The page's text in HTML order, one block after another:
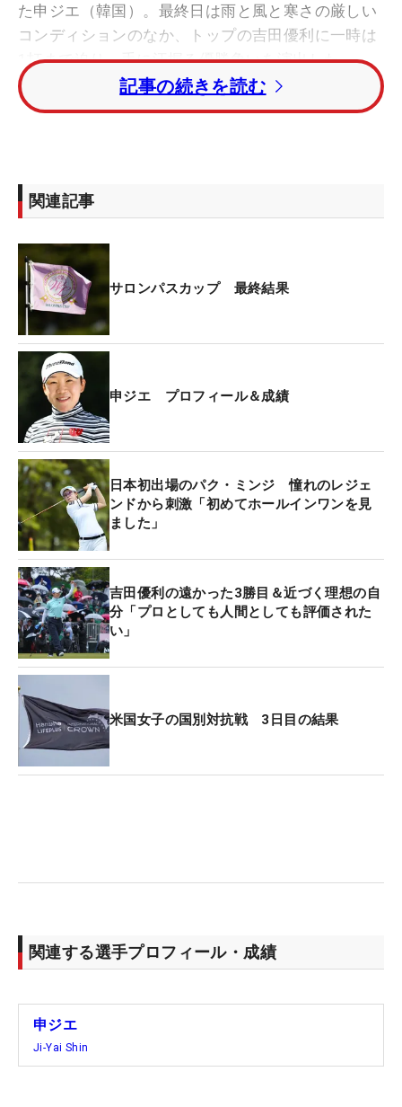
た申ジエ（韓国）。最終日は雨と風と寒さの厳しい
コンディションのなか、トップの吉田優利に一時は
1打まで迫り、手に汗握る優勝争いを演出した。
「きょうはコースコンディションが変わって、風を
距離が長くて厳しかった。頑張ってアンダーパーで
回りたかったんですけど、最後は残念なボギー。で
張った一週間になりました」
17番を終えて1つ後ろの最終組を回る吉田とは1打差
だった。勝負がかかる最終18番パー4のティショッ
トは左のフェアウェイバンカーへ。しかもアゴが近
い。ジエは必死にユーティリティを振り抜いたが、
無情にもアゴに当たり、わずかにフェアウェイへ出
ただけ。最終ホールはボギーとして、パープレーの
「72」。3打差の単独2位に終わった。
1打差を埋めにいった勝負の18番セカンドショット
については「勝負にいったわけではないんですけ
ど、ピンまで200ヤード以上あったので、できれば
近いところに行ってほしかった。アゴに当たっても
右のフェアウェイは広かったので、ボギーは狙うこ
とができる」とミスも計算済み。「ボギーは4つあ
りましたけど、きょうはフェアウェイを外したら目
標をボギーにして」と最初から割り切っていた。
「少し気温も下がり、腕の状態も硬くなり、力も入
りにくかったなかで、きょうのプレーには満足して
います。頑張ったと思います」。ホールアウト後は
米ツアー参戦時代は最終日に強さを発揮することか
んなショットを試したり挑戦してみたりしながらコ
記事の続きを読む
関連記事
サロンパスカップ 最終結果
申ジエ プロフィール＆成績
日本初出場のパク・ミンジ 憧れのレジェ
ンドから刺激「初めてホールインワンを見
ました」
吉田優利の遠かった3勝目＆近づく理想の自
分「プロとしても人間としても評価された
い」
米国女子の国別対抗戦 3日目の結果
関連する選手プロフィール・成績
申ジエ
Ji-Yai Shin